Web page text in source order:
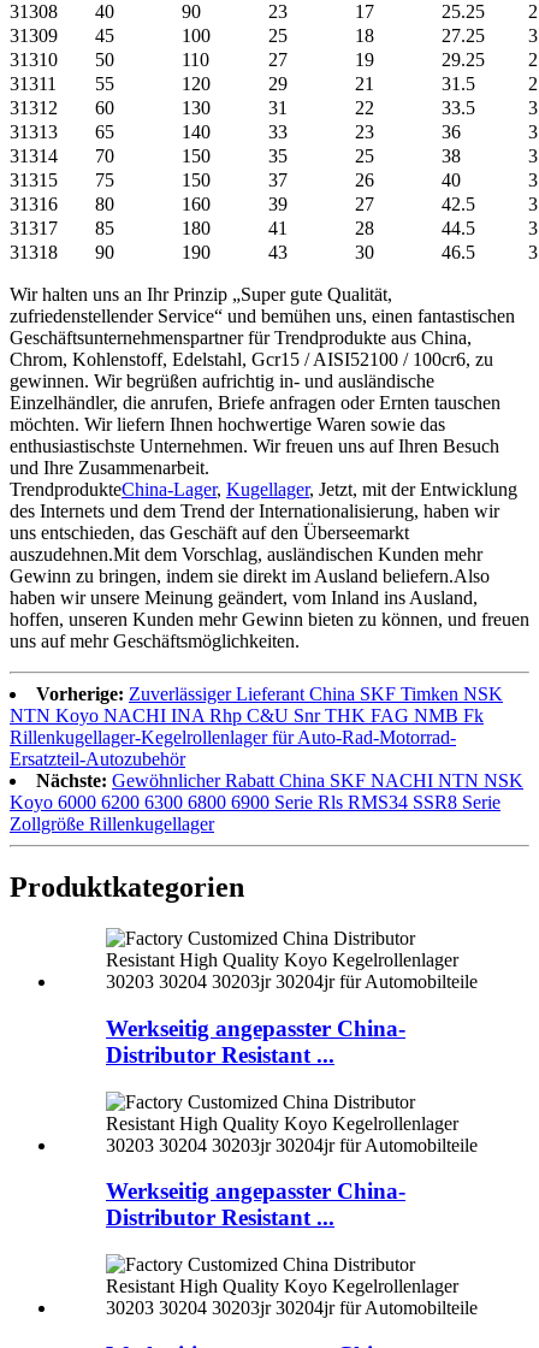
31308
40 90 23 17 25.25
2
31309
45 100 25 18 27.25
3
31310
50 110 27 19 29.25
31311
55 120 29 21 31.5
31312
60 130 31 22 33.5
3
31313
65 140 33 23 36
3
31314
70 150 35 25 38
3
31315
75 150 37 26 40
3
31316
80 160 39 27 42.5
3
31317
85 180 41 28 44.5
3
31318
90 190 43 30 46.5 3
Wir halten uns an Ihr Prinzip „Super gute Qualität,
zufriedenstellender Service“ und bemühen uns, einen fantastischen
Geschäftsunternehmenspartner für Trendprodukte aus China,
Chrom, Kohlenstoff, Edelstahl, Gcr15 / AISI52100 / 100cr6, zu
gewinnen. Wir begrüßen aufrichtig in- und ausländische
Einzelhändler, die anrufen, Briefe anfragen oder Ernten tauschen
möchten. Wir liefern Ihnen hochwertige Waren sowie das
enthusiastischste Unternehmen. Wir freuen uns auf Ihren Besuch
und Ihre Zusammenarbeit.
TrendprodukteChina-Lager, Kugellager, Jetzt, mit der Entwicklung
des Internets und dem Trend der Internationalisierung, haben wir
uns entschieden, das Geschäft auf den Überseemarkt
auszudehnen.Mit dem Vorschlag, ausländischen Kunden mehr
Gewinn zu bringen, indem sie direkt im Ausland beliefern.Also
haben wir unsere Meinung geändert, vom Inland ins Ausland,
hoffen, unseren Kunden mehr Gewinn bieten zu können, und freuen
uns auf mehr Geschäftsmöglichkeiten.
Vorherige: Zuverlässiger Lieferant China SKF Timken NSK
NTN Koyo NACHI INA Rhp C&U Snr THK FAG NMB Fk
Rillenkugellager-Kegelrollenlager für Auto-Rad-Motorrad-
Ersatzteil-Autozubehör
Nächste: Gewöhnlicher Rabatt China SKF NACHI NTN NSK
Koyo 6000 6200 6300 6800 6900 Serie Rls RMS34 SSR8 Serie
Zollgröße Rillenkugellager
Produktkategorien
Werkseitig angepasster China-
Distributor Resistant ...
Werkseitig angepasster China-
Distributor Resistant ...